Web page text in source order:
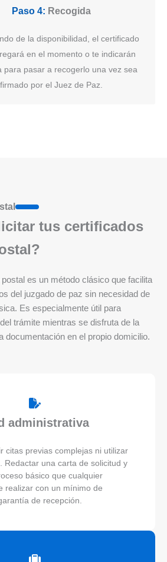
Paso 4: Recogida
de la disponibilidad, el certificado
en el momento o te indicarán
para pasar a recogerlo una vez sea
firmado por el Juez de Paz.
tus certificados
postal es un método clásico que facilita
del juzgado de paz sin necesidad de
Es especialmente útil para
trámite mientras se disfruta de la
documentación en el propio domicilio.
administrativa
citas previas complejas ni utilizar
Redactar una carta de solicitud y
básico que cualquier
realizar con un mínimo de
de recepción.